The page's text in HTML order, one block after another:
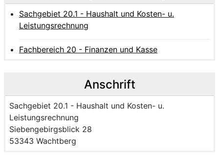
Sachgebiet 20.1 - Haushalt und Kosten- u.
Leistungsrechnung
Fachbereich 20 - Finanzen und Kasse
Anschrift
Name der Einrichtung:
Sachgebiet 20.1 - Haushalt und Kosten- u.
Leistungsrechnung
Strasse und Hausnummer
Siebengebirgsblick 28
PLZ und Ort
53343 Wachtberg